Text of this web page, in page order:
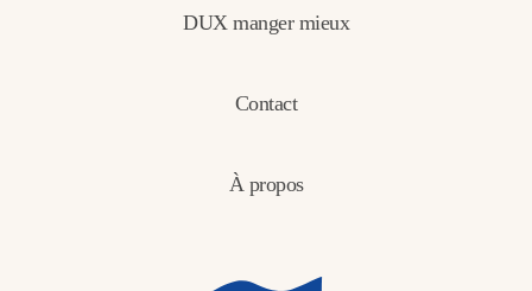
DUX manger mieux
Contact
À propos